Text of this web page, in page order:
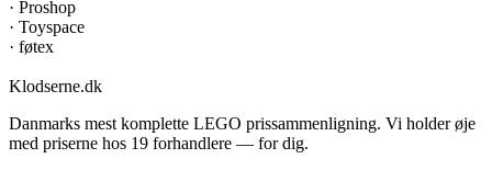
· Proshop
· Toyspace
· føtex
Klodserne.dk
Danmarks mest komplette LEGO prissammenligning. Vi holder øje
med priserne hos 19 forhandlere — for dig.